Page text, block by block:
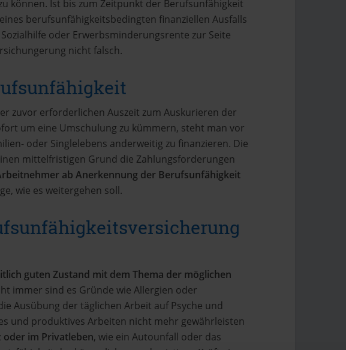
können. Ist bis zum Zeitpunkt der Berufsunfähigkeit
berufsunfähigkeitsbedingten finanziellen Ausfalls
oder Erwerbsminderungsrente zur Seite
nicht falsch.
zuvor erforderlichen Auszeit zum Auskurieren der
um eine Umschulung zu kümmern, steht man vor
oder Singlelebens anderweitig zu finanzieren. Die
mittelfristigen Grund die Zahlungsforderungen
ab Anerkennung der Berufsunfähigkeit
wie es weitergehen soll.
guten Zustand mit dem Thema der möglichen
immer sind es Gründe wie Allergien oder
Ausübung der täglichen Arbeit auf Psyche und
und produktives Arbeiten nicht mehr gewährleisten
oder im Privatleben, wie ein Autounfall oder das